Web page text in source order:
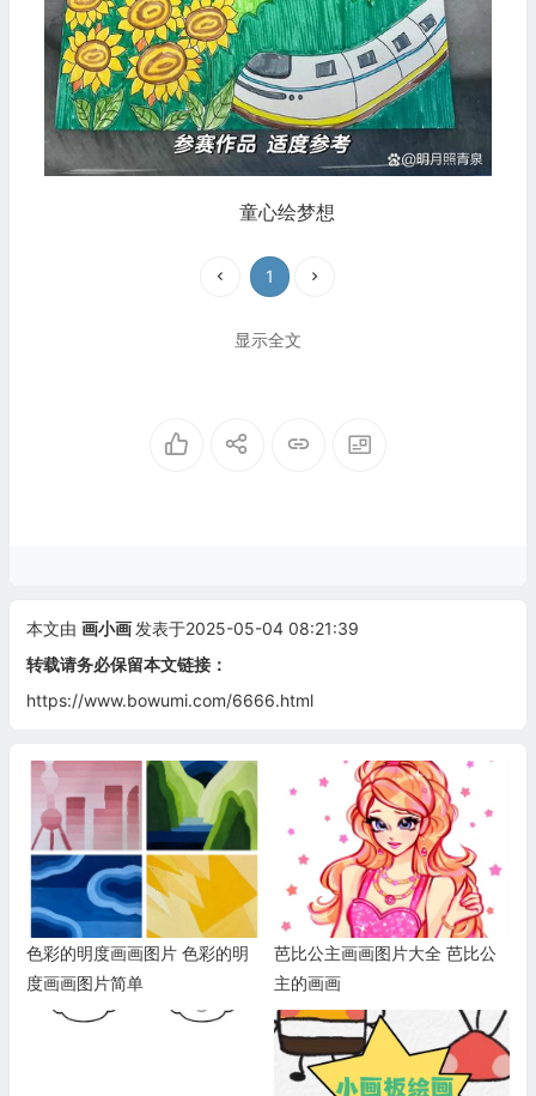
童心绘梦想
1
显示全文
本文由 画小画 发表于2025-05-04 08:21:39
转载请务必保留本文链接：
https://www.bowumi.com/6666.html
色彩的明度画画图片 色彩的明
度画画图片简单
芭比公主画画图片大全 芭比公
主的画画